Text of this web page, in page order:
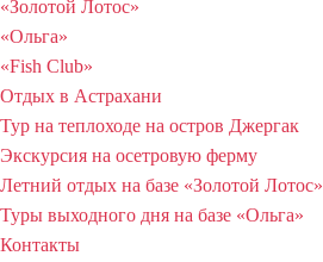
«Золотой Лотос»
«Ольга»
«Fish Club»
Отдых в Астрахани
Тур на теплоходе на остров Джергак
Экскурсия на осетровую ферму
Летний отдых на базе «Золотой Лотос»
Туры выходного дня на базе «Ольга»
Контакты